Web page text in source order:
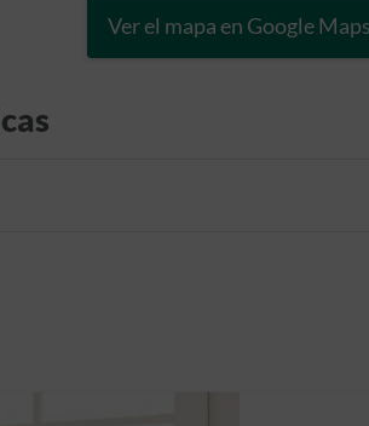
Ver el mapa en Google Maps